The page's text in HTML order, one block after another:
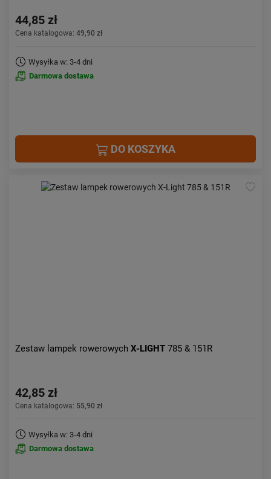
44,85 zł
Cena katalogowa: 49,90 zł
Wysyłka w: 3-4 dni
Darmowa dostawa
DO KOSZYKA
Zestaw lampek rowerowych X-LIGHT 785 & 151R
42,85 zł
Cena katalogowa: 55,90 zł
Wysyłka w: 3-4 dni
Darmowa dostawa